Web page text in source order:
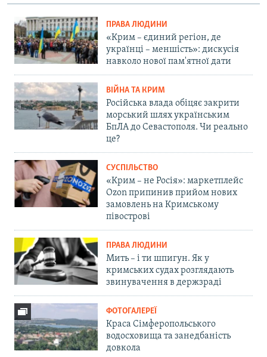
ПРАВА ЛЮДИНИ
«Крим – єдиний регіон, де
українці – меншість»: дискусія
навколо нової пам'ятної дати
ВІЙНА ТА КРИМ
Російська влада обіцяє закрити
морський шлях українським
БпЛА до Севастополя. Чи реально
це?
СУСПІЛЬСТВО
«Крим – не Росія»: маркетплейс
Ozon припинив прийом нових
замовлень на Кримському
півострові
ПРАВА ЛЮДИНИ
Мить – і ти шпигун. Як у
кримських судах розглядають
звинувачення в держзраді
ФОТОГАЛЕРЕЇ
Краса Сімферопольського
водосховища та занедбаність
довкола